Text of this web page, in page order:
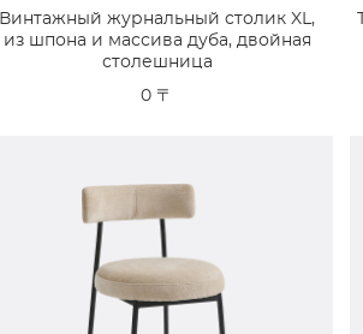
Винтажный журнальный столик XL,
из шпона и массива дуба, двойная
столешница
0 〒